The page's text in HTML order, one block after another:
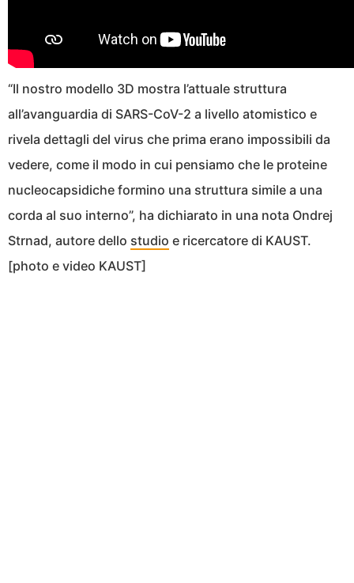
“Il nostro modello 3D mostra l’attuale struttura
all’avanguardia di SARS-CoV-2 a livello atomistico e
rivela dettagli del virus che prima erano impossibili da
vedere, come il modo in cui pensiamo che le proteine
nucleocapsidiche formino una struttura simile a una
corda al suo interno”, ha dichiarato in una nota Ondrej
Strnad, autore dello studio e ricercatore di KAUST.
[photo e video KAUST]